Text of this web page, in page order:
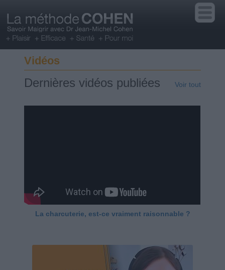
Vidéos
Dernières vidéos publiées Voir tout
La charcuterie, est-ce vraiment raisonnable ?